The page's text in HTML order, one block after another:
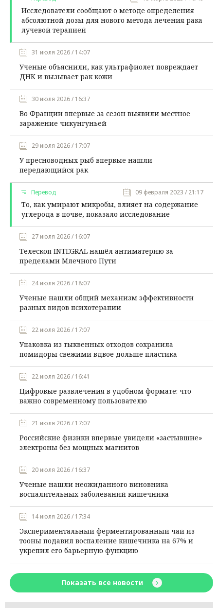
Исследователи сообщают о методе определения
абсолютной дозы для нового метода лечения рака
лучевой терапией
31 июля 2026 / 14:07
Ученые объяснили, как ультрафиолет повреждает
ДНК и вызывает рак кожи
30 июля 2026 / 16:37
Во Франции впервые за сезон выявили местное
заражение чикунгуньей
29 июля 2026 / 17:07
У пресноводных рыб впервые нашли
передающийся рак
Перевод 09 февраля 2023 / 21:17
То, как умирают микробы, влияет на содержание
углерода в почве, показало исследование
27 июля 2026 / 16:07
Телескоп INTEGRAL нашёл антиматерию за
пределами Млечного Пути
24 июля 2026 / 18:07
Ученые нашли общий механизм эффективности
разных видов психотерапии
22 июля 2026 / 17:07
Упаковка из тыквенных отходов сохранила
помидоры свежими вдвое дольше пластика
22 июля 2026 / 16:41
Цифровые развлечения в удобном формате: что
важно современному пользователю
21 июля 2026 / 17:07
Российские физики впервые увидели «застывшие»
электроны без мощных магнитов
20 июля 2026 / 16:37
Ученые нашли неожиданного виновника
воспалительных заболеваний кишечника
14 июля 2026 / 17:34
Экспериментальный ферментированный чай из
тооны подавил воспаление кишечника на 67% и
укрепил его барьерную функцию
Показать все новости